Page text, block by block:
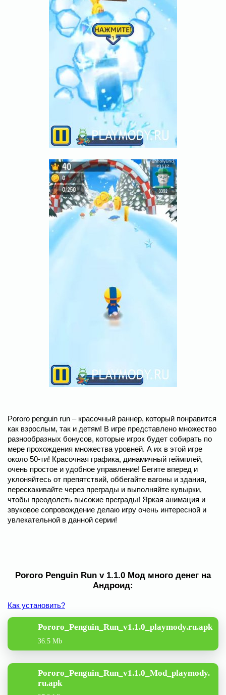
Pororo penguin run – красочный раннер, который понравится
как взрослым, так и детям! В игре представлено множество
разнообразных бонусов, которые игрок будет собирать по
мере прохождения множества уровней. А их в этой игре
около 50-ти! Красочная графика, динамичный геймплей,
очень простое и удобное управление! Бегите вперед и
уклоняйтесь от препятствий, оббегайте вагоны и здания,
перескакивайте через преграды и выполняйте кувырки,
чтобы преодолеть высокие преграды! Яркая анимация и
звуковое сопровождение делаю игру очень интересной и
увлекательной в данной серии!
Pororo Penguin Run v 1.1.0 Мод много денег на
Андроид:
Как установить?
Pororo_Penguin_Run_v1.1.0_playmody.ru.apk
36.5 Mb
Pororo_Penguin_Run_v1.1.0_Mod_playmody.
ru.apk